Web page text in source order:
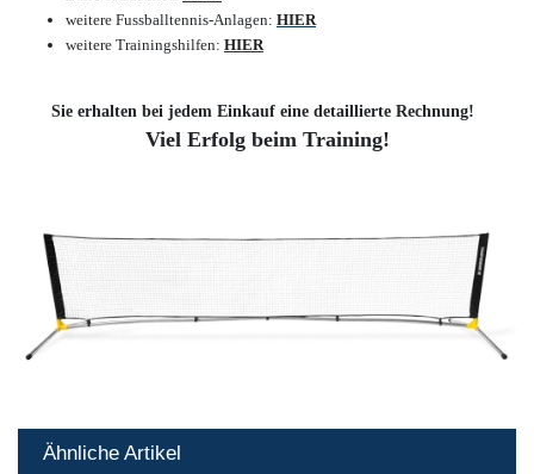
weitere Fussballtennis-Anlagen: HIER
weitere Trainingshilfen: HIER
Sie erhalten bei jedem Einkauf eine detaillierte Rechnung!
Viel Erfolg beim Training!
Ähnliche Artikel